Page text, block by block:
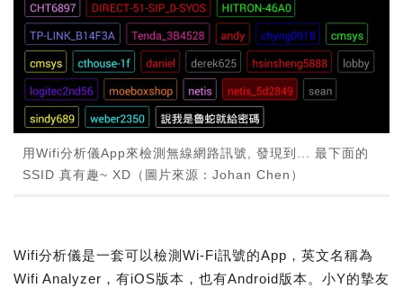
用Wifi分析儀App來檢測無線網路訊號, 發現到... 最下面的
SSID 真有趣~ XD（圖片來源：Johan Chen）
Wifi分析儀是一套可以檢測Wi-Fi訊號的App，英文名稱為
Wifi Analyzer，有iOS版本，也有Android版本。小Y的摯友